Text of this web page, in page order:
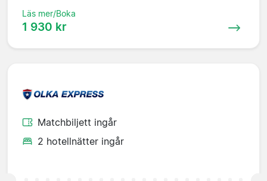
Läs mer/Boka
1 930 kr
Matchbiljett ingår
2 hotellnätter ingår